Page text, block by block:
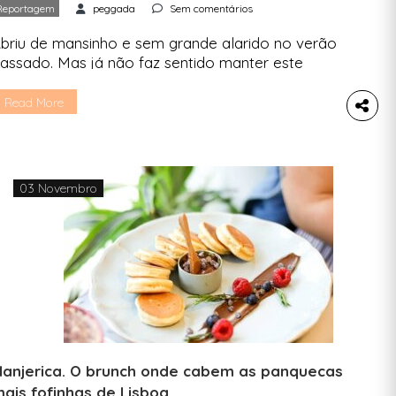
peggada Sem comentários
de mansinho e sem grande alarido no verão
Mas já não faz sentido manter este
o Loop. A ideia é tomar o pequeno-
Read More
03 Novembro
O brunch onde cabem as panquecas
fofinhas de Lisboa